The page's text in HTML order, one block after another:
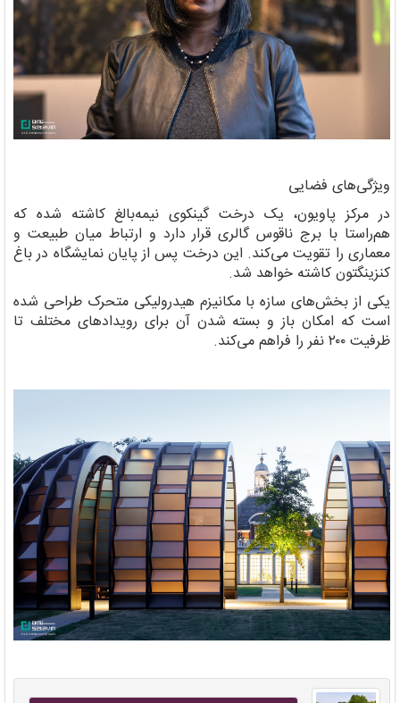
ویژگی‌های فضایی
در مرکز پاویون، یک درخت گینکوی نیمه‌بالغ کاشته شده که
هم‌راستا با برج ناقوس گالری قرار دارد و ارتباط میان طبیعت و
معماری را تقویت می‌کند. این درخت پس از پایان نمایشگاه در باغ
کنزینگتون کاشته خواهد شد.
یکی از بخش‌های سازه با مکانیزم هیدرولیکی متحرک طراحی شده
است که امکان باز و بسته شدن آن برای رویدادهای مختلف تا
ظرفیت ۲۰۰ نفر را فراهم می‌کند.